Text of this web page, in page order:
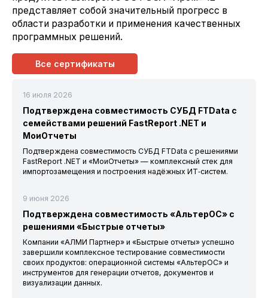
представляет собой значительный прогресс в
области разработки и применения качественных
программных решений.
Все сертификаты
16 июля 2026
Подтверждена совместимость СУБД FTData с
семействами решений FastReport .NET и
МоиОтчеты
Подтверждена совместимость СУБД FTData с решениями
FastReport .NET и «МоиОтчеты» — комплексный стек для
импортозамещения и построения надёжных ИТ‑систем.
9 июня 2026
Подтверждена совместимость «АльтерОС» с
решениями «Быстрые отчеты»
Компании «АЛМИ Партнер» и «Быстрые отчеты» успешно
завершили комплексное тестирование совместимости
своих продуктов: операционной системы «АльтерОС» и
инструментов для генерации отчетов, документов и
визуализации данных.